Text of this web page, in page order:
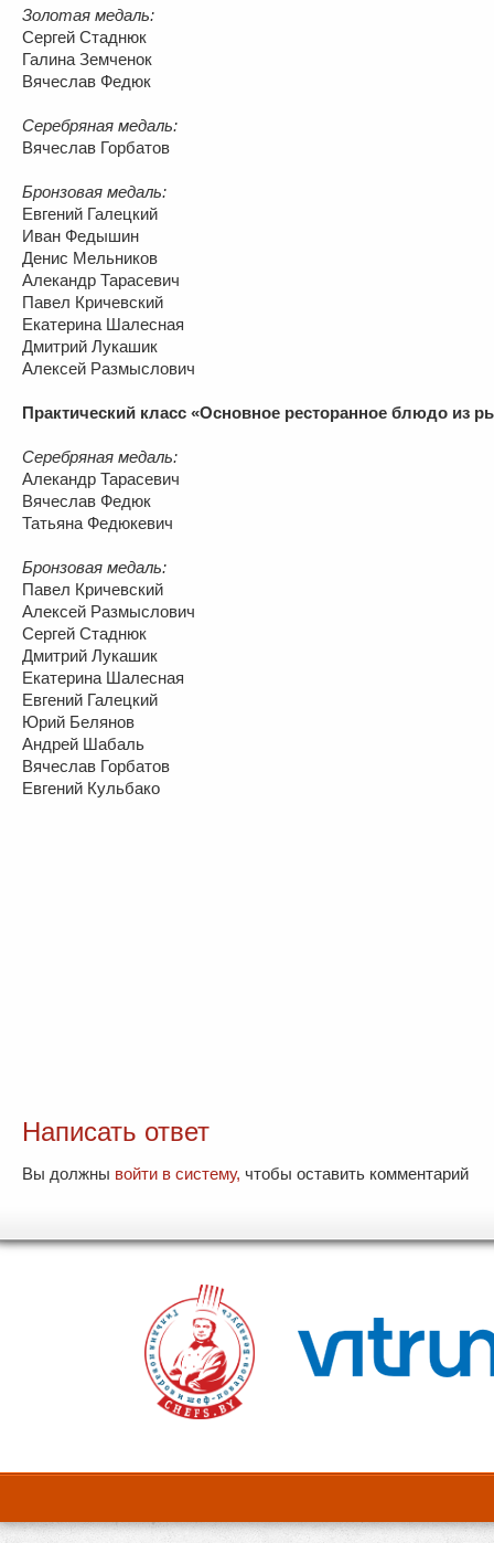
Золотая медаль:
Сергей Стаднюк
Галина Земченок
Вячеслав Федюк
Серебряная медаль:
Вячеслав Горбатов
Бронзовая медаль:
Евгений Галецкий
Иван Федышин
Денис Мельников
Алекандр Тарасевич
Павел Кричевский
Екатерина Шалесная
Дмитрий Лукашик
Алексей Размыслович
Практический класс «Основное ресторанное блюдо из
Серебряная медаль:
Алекандр Тарасевич
Вячеслав Федюк
Татьяна Федюкевич
Бронзовая медаль:
Павел Кричевский
Алексей Размыслович
Сергей Стаднюк
Дмитрий Лукашик
Екатерина Шалесная
Евгений Галецкий
Юрий Белянов
Андрей Шабаль
Вячеслав Горбатов
Евгений Кульбако
Написать ответ
Вы должны войти в систему, чтобы оставить комментарий